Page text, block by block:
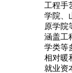
工程手
学院、
原学院
涵盖工
学类等
相对暖
就业资